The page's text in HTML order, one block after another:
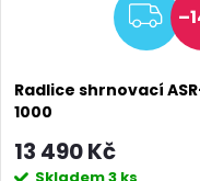
Radlice shrnovací
1000
13 490 Kč
Skladem3 ks